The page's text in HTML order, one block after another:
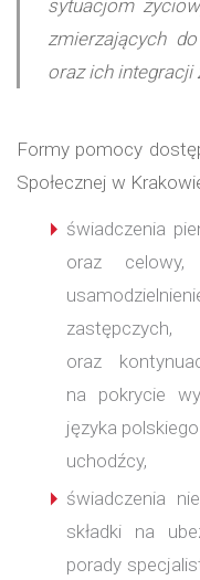
sytuacjom
zmierzających
oraz ich integracji
Formy pomocy
Społecznej w
świadczenia
oraz celowy,
oraz
na pokrycie
języka
uchodźcy,
świadczenia
składki na
porady